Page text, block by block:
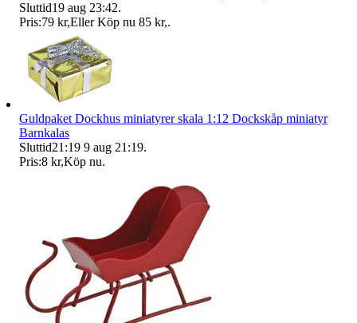
Sluttid19 aug 23:42.
Pris:79 kr,Eller Köp nu 85 kr,.
Guldpaket Dockhus miniatyrer skala 1:12 Dockskåp miniatyr
Barnkalas
Sluttid21:19 9 aug 21:19.
Pris:8 kr,Köp nu.